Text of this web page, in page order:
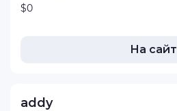
$0
На сайт
addy